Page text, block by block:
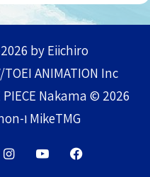
by Eiichiro
ANIMATION Inc.
MikeTMG ו-Akagami no Shimon.
Facebook